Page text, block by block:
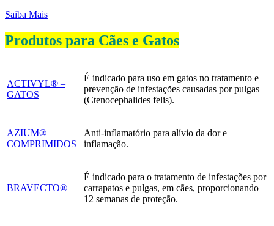
Saiba Mais
Produtos para Cães e Gatos
ACTIVYL® –
GATOS
É indicado para uso em gatos no tratamento e
prevenção de infestações causadas por pulgas
(Ctenocephalides felis).
AZIUM®
COMPRIMIDOS
Anti-inflamatório para alívio da dor e
inflamação.
BRAVECTO®
É indicado para o tratamento de infestações por
carrapatos e pulgas, em cães, proporcionando
12 semanas de proteção.